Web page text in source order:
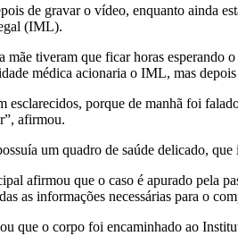
de gravar o vídeo, enquanto ainda
(IML).
mãe tiveram que ficar horas
médica acionaria o IML, mas
esclarecidos, porque de manhã foi
afirmou.
um quadro de saúde delicado,
afirmou que o caso é apurado pela
as informações necessárias para o
que o corpo foi encaminhado ao